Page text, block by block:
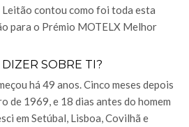
Leitão contou como foi toda esta
para o Prémio MOTELX Melhor
SOBRE TI?
há 49 anos. Cinco meses depois
de 1969, e 18 dias antes do homem
em Setúbal, Lisboa, Covilhã e